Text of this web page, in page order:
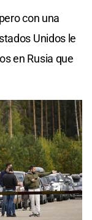
con una
Unidos le
en Rusia que